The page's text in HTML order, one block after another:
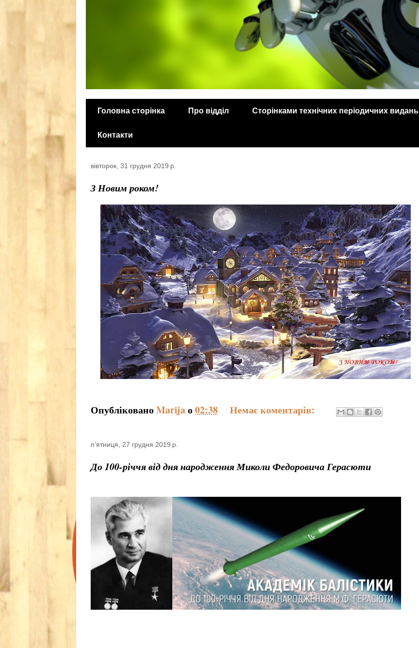
Головна сторінка Про відділ Сторінками технічних періодичних видань
Контакти
вівторок, 31 грудня 2019 р.
З Новим роком!
ОпублікованоMarijaо02:38 Немає коментарів:
пʼятниця, 27 грудня 2019 р.
До 100-річчя від дня народження Миколи Федоровича Герасюти